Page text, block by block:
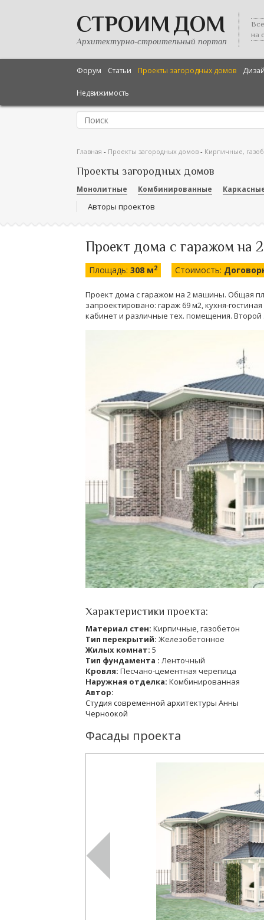
СТРОИМ ДОМ
Архитектурно-строительный портал
на
Форум Статьи Проекты загородных домов
Недвижимость
Главная - Проекты загородных домов - Кирпичные,
Проекты загородных домов
Монолитные Комбинированные
Авторы проектов
Проект дома с гаражом на
Площадь: 308 м2 Стоимость:
Проект дома с гаражом на 2 машины. Общая
запроектировано: гараж 69 м2, кухня-
кабинет и различные тех. помещения.
Характеристики проекта:
Материал стен: Кирпичные, газобетон
Тип перекрытий: Железобетонное
Жилых комнат: 5
Тип фундамента : Ленточный
Кровля: Песчано-цементная черепица
Наружная отделка: Комбинированная
Автор:
Студия современной архитектуры Анны
Черноокой
Фасады проекта